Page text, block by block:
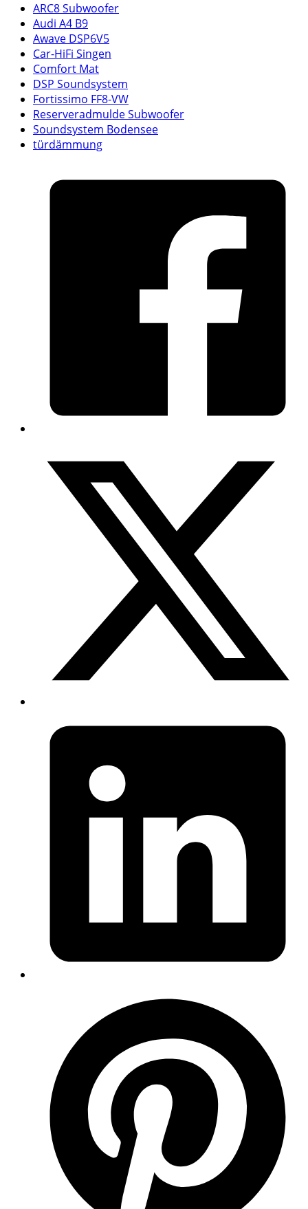
ARC8 Subwoofer
Audi A4 B9
Awave DSP6V5
Car-HiFi Singen
Comfort Mat
DSP Soundsystem
Fortissimo FF8-VW
Reserveradmulde Subwoofer
Soundsystem Bodensee
türdämmung